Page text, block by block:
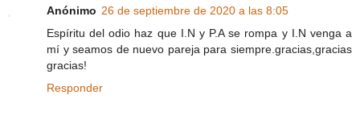
Anónimo 26 de septiembre de 2020 a las 8:05
Espíritu del odio haz que I.N y P.A se rompa y I.N venga a
mí y seamos de nuevo pareja para siempre.gracias,gracias
gracias!
Responder